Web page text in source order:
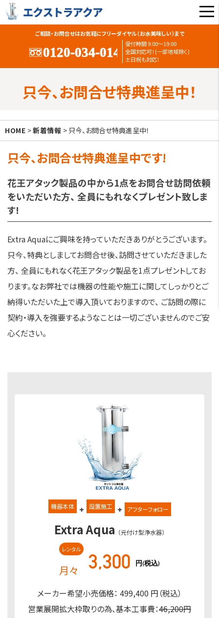
ご相談・お問合せはお気軽にフリーダイヤル（お水美味しい）まで
受付時間 9:00〜19:00
全国対応可！(一部地域除く)
土日祝も対応！
只今、お問合せ特典進呈中！
HOME >新着情報 > 只今、お問合せ特典進呈中！
只今、お問合せ特典進呈中です!
花王アタック製品の中から1点をお問合せ訪問依頼
をいただいた方、 全員にもれなくプレゼント致しま
す!
Extra Aquaにご興味を持っていただきありがとうございます。
只今、特典としましてお問合せ後、訪問させていただきました
方、 全員にもれなく花王アタック製品を1点プレゼントしてお
ります。なお弊社では機器の性能や施工に関してしっかりとご
納得いただいた上で導入頂いておりますので、 ご訪問の際に
契約・導入を強要するようなことは一切ございませんのでご安
心ください。
機器本体 + 設置施工 + アフターフォロー
Extra Aqua （元付け型浄水器）
レンタル
月々 3,300 円(税込)
メーカー希望小売価格： 499,400 円（税込）
営業展開拡大枠取りの為、基本工事費：46,200円